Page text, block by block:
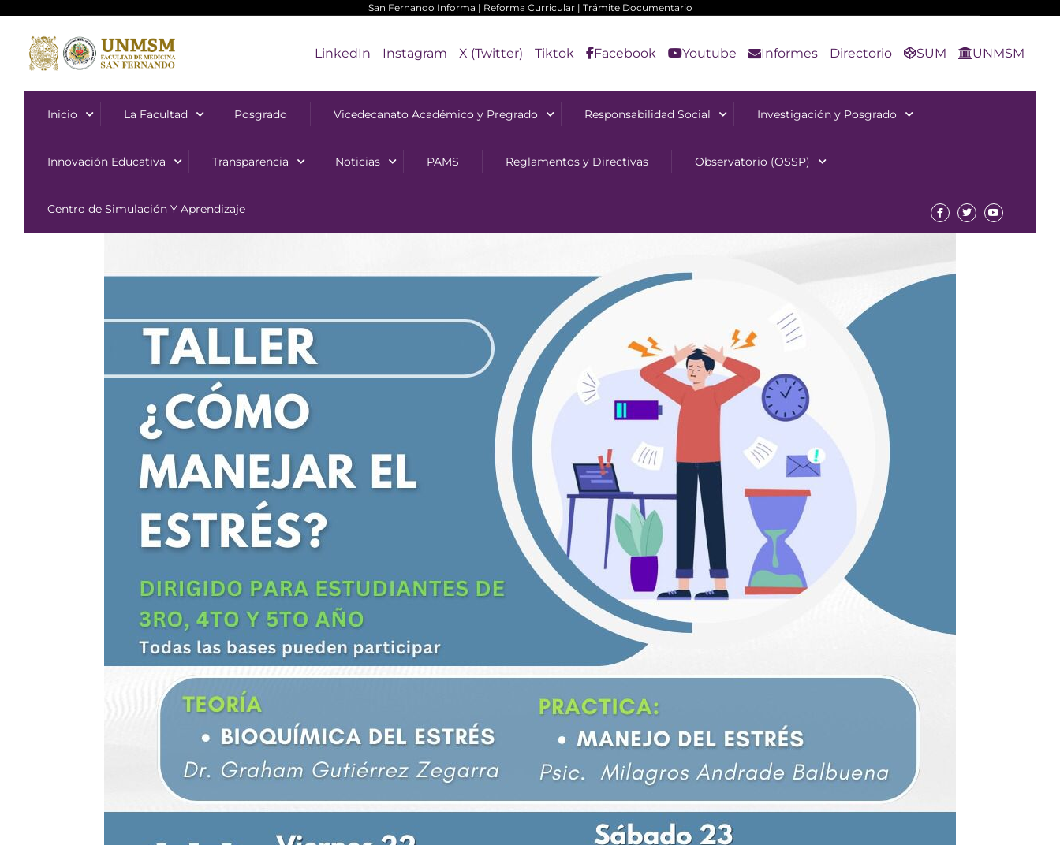
San Fernando Informa | Reforma Curricular| Trámite Documentario
LinkedIn Instagram X (Twitter) Tiktok Facebook Youtube Informes Directorio SUM UNMSM
Inicio La Facultad Posgrado Vicedecanato Académico y Pregrado Responsabilidad Social Investigación y Posgrado
Innovación Educativa Transparencia Noticias PAMS Reglamentos y Directivas Observatorio (OSSP)
Centro de Simulación Y Aprendizaje